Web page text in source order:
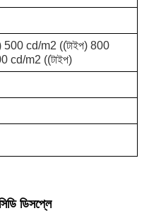
500 cd/m2 ((টাইপ) 800
cd/m2 ((টাইপ)
ডিসপ্লে